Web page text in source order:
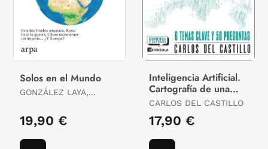
Solos en el Mundo
GONZÁLEZ LAYA,
19,90 €
Inteligencia Artificial.
Cartografía de una
Revolución
CARLOS DEL CASTILLO
17,90 €